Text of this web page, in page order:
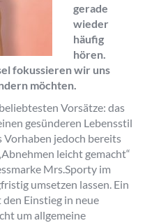
gerade
wieder
häufig
hören.
fokussieren wir uns
möchten.
Vorsätze: das
gesünderen Lebensstil
jedoch bereits
leicht gemacht“
Mrs.Sporty im
umsetzen lassen. Ein
Einstieg in neue
um allgemeine